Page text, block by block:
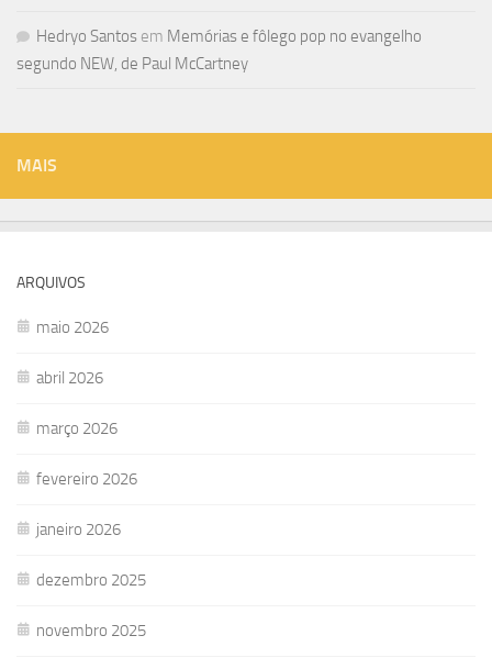
Hedryo Santos em Memórias e fôlego pop no evangelho
segundo NEW, de Paul McCartney
MAIS
ARQUIVOS
maio 2026
abril 2026
março 2026
fevereiro 2026
janeiro 2026
dezembro 2025
novembro 2025